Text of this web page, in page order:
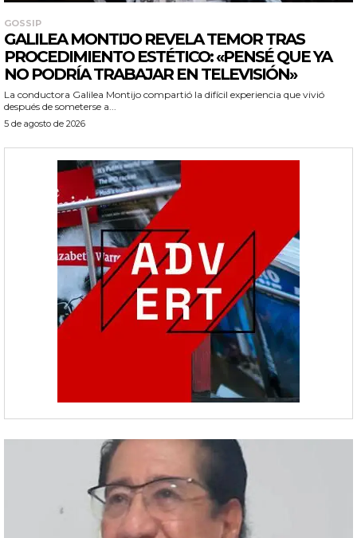
GOSSIP
GALILEA MONTIJO REVELA TEMOR TRAS
PROCEDIMIENTO ESTÉTICO: «PENSÉ QUE YA
NO PODRÍA TRABAJAR EN TELEVISIÓN»
La conductora Galilea Montijo compartió la difícil experiencia que vivió
después de someterse a...
5 de agosto de 2026